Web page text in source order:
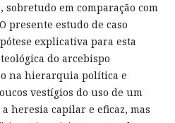
em comparação com
presente estudo de caso
explicativa para esta
do arcebispo
na hierarquia política e
vestígios do uso de um
heresia capilar e eficaz, mas